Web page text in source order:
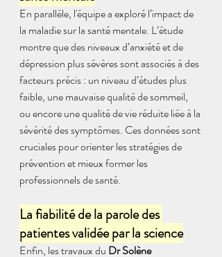
En parallèle, l'équipe a exploré l’impact de
la maladie sur la santé mentale. L’étude
montre que des niveaux d’anxiété et de
dépression plus sévères sont associés à des
facteurs précis : un niveau d’études plus
faible, une mauvaise qualité de sommeil,
ou encore une qualité de vie réduite liée à la
sévérité des symptômes. Ces données sont
cruciales pour orienter les stratégies de
prévention et mieux former les
professionnels de santé.
La fiabilité de la parole des
patientes validée par la science
Enfin, les travaux du Dr Solène